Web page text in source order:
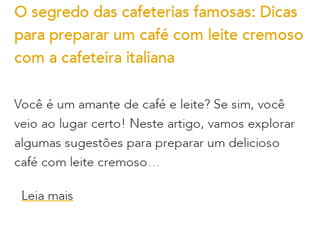
O segredo das cafeterias famosas: Dicas
para preparar um café com leite cremoso
com a cafeteira italiana
Você é um amante de café e leite? Se sim, você
veio ao lugar certo! Neste artigo, vamos explorar
algumas sugestões para preparar um delicioso
café com leite cremoso…
Leia mais